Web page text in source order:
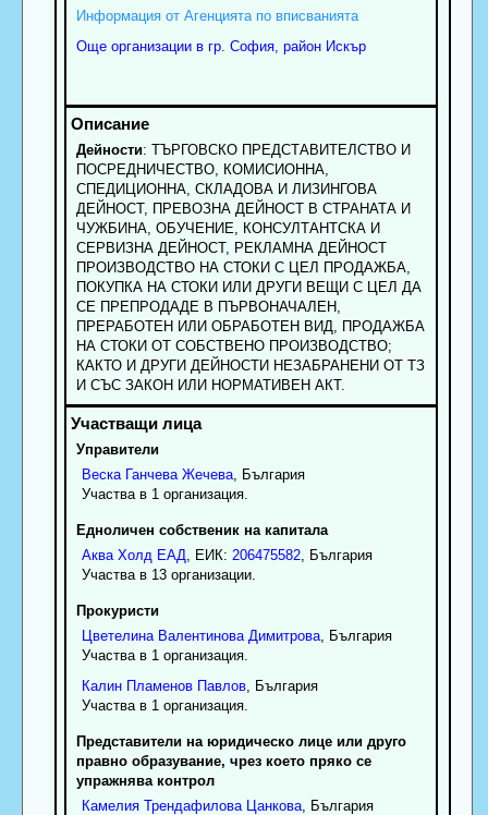
Информация от Агенцията по вписванията
Още организации в гр. София, район Искър
Дейности: ТЪРГОВСКО ПРЕДСТАВИТЕЛСТВО И
ПОСРЕДНИЧЕСТВО, КОМИСИОННА,
СПЕДИЦИОННА, СКЛАДОВА И ЛИЗИНГОВА
ДЕЙНОСТ, ПРЕВОЗНА ДЕЙНОСТ В СТРАНАТА И
ЧУЖБИНА, ОБУЧЕНИЕ, КОНСУЛТАНТСКА И
СЕРВИЗНА ДЕЙНОСТ, РЕКЛАМНА ДЕЙНОСТ
ПРОИЗВОДСТВО НА СТОКИ С ЦЕЛ ПРОДАЖБА,
ПОКУПКА НА СТОКИ ИЛИ ДРУГИ ВЕЩИ С ЦЕЛ ДА
СЕ ПРЕПРОДАДЕ В ПЪРВОНАЧАЛЕН,
ПРЕРАБОТЕН ИЛИ ОБРАБОТЕН ВИД, ПРОДАЖБА
НА СТОКИ ОТ СОБСТВЕНО ПРОИЗВОДСТВО;
КАКТО И ДРУГИ ДЕЙНОСТИ НЕЗАБРАНЕНИ ОТ ТЗ
И СЪС ЗАКОН ИЛИ НОРМАТИВЕН АКТ.
Управители
Веска Ганчева Жечева, България
Участва в 1 организация.
Едноличен собственик на капитала
Аква Холд ЕАД , ЕИК: 206475582, България
Участва в 13 организации.
Прокуристи
Цветелина Валентинова Димитрова, България
Участва в 1 организация.
Калин Пламенов Павлов, България
Участва в 1 организация.
Представители на юридическо лице или друго
правно образувание, чрез което пряко се
упражнява контрол
Камелия Трендафилова Цанкова, България